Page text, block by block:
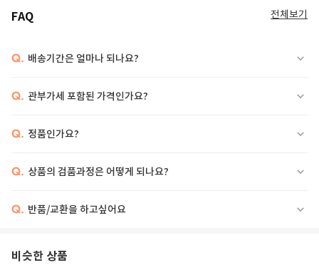
FAQ 전체보기
Q. 배송기간은 얼마나 되나요?
Q. 관부가세 포함된 가격인가요?
Q. 정품인가요?
Q. 상품의 검품과정은 어떻게 되나요?
Q. 반품/교환을 하고싶어요
비슷한 상품